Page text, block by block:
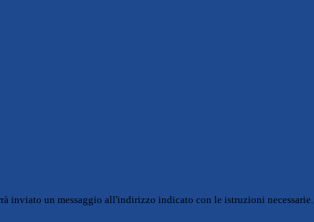
inviato un messaggio all'indirizzo indicato con le istruzioni necessarie.